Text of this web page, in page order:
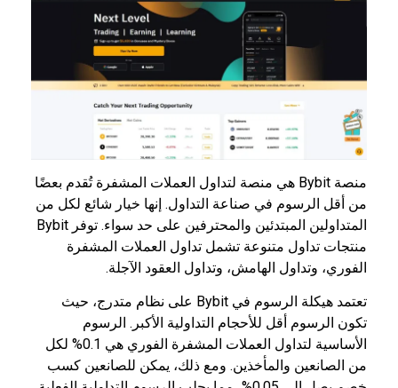
منصة Bybit هي منصة لتداول العملات المشفرة تُقدم بعضًا
من أقل الرسوم في صناعة التداول. إنها خيار شائع لكل من
المتداولين المبتدئين والمحترفين على حد سواء. توفر Bybit
منتجات تداول متنوعة تشمل تداول العملات المشفرة
الفوري، وتداول الهامش، وتداول العقود الآجلة.
تعتمد هيكلة الرسوم في Bybit على نظام متدرج، حيث
تكون الرسوم أقل للأحجام التداولية الأكبر. الرسوم
الأساسية لتداول العملات المشفرة الفوري هي 0.1% لكل
من الصانعين والمأخذين. ومع ذلك، يمكن للصانعين كسب